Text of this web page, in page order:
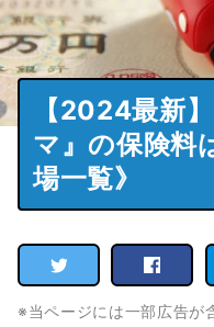
【2024最新
マ』の保険料
場一覧》
※当ページには一部広告が